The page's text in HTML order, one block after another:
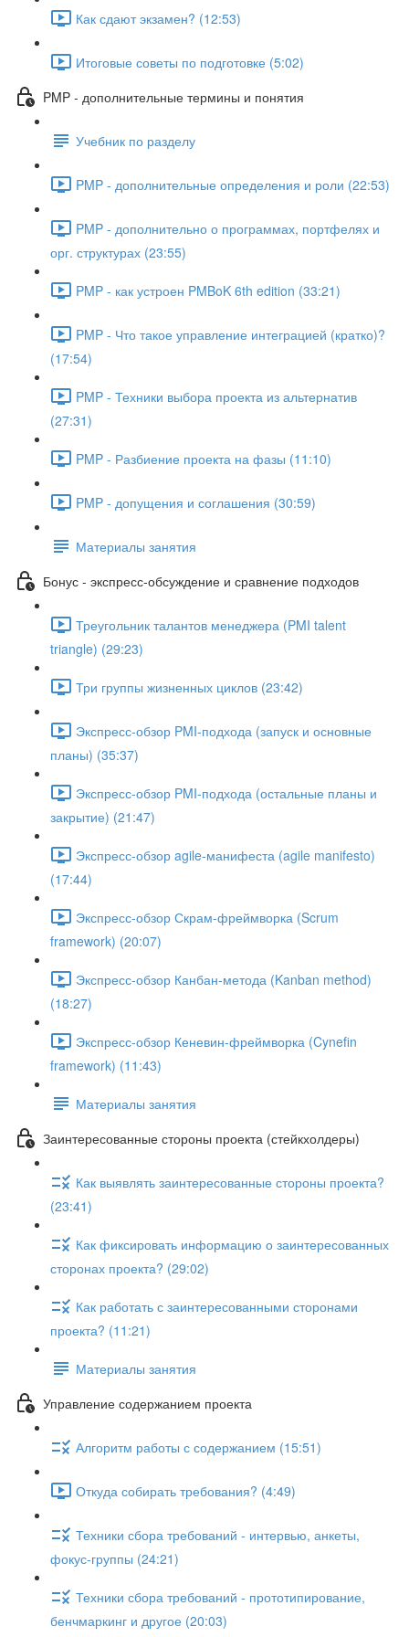
Как сдают экзамен? (12:53)
Итоговые советы по подготовке (5:02)
PMP - дополнительные термины и понятия
Учебник по разделу
PMP - дополнительные определения и роли (22:53)
PMP - дополнительно о программах, портфелях и
орг. структурах (23:55)
PMP - как устроен PMBoK 6th edition (33:21)
PMP - Что такое управление интеграцией (кратко)?
(17:54)
PMP - Техники выбора проекта из альтернатив
(27:31)
PMP - Разбиение проекта на фазы (11:10)
PMP - допущения и соглашения (30:59)
Материалы занятия
Бонус - экспресс-обсуждение и сравнение подходов
Треугольник талантов менеджера (PMI talent
triangle) (29:23)
Три группы жизненных циклов (23:42)
Экспресс-обзор PMI-подхода (запуск и основные
планы) (35:37)
Экспресс-обзор PMI-подхода (остальные планы и
закрытие) (21:47)
Экспресс-обзор agile-манифеста (agile manifesto)
(17:44)
Экспресс-обзор Скрам-фреймворка (Scrum
framework) (20:07)
Экспресс-обзор Канбан-метода (Kanban method)
(18:27)
Экспресс-обзор Кеневин-фреймворка (Cynefin
framework) (11:43)
Материалы занятия
Заинтересованные стороны проекта (стейкхолдеры)
Как выявлять заинтересованные стороны проекта?
(23:41)
Как фиксировать информацию о заинтересованных
сторонах проекта? (29:02)
Как работать с заинтересованными сторонами
проекта? (11:21)
Материалы занятия
Управление содержанием проекта
Алгоритм работы с содержанием (15:51)
Откуда собирать требования? (4:49)
Техники сбора требований - интервью, анкеты,
фокус-группы (24:21)
Техники сбора требований - прототипирование,
бенчмаркинг и другое (20:03)